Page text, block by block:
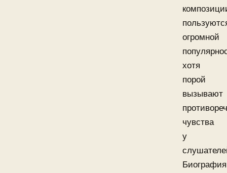
огромной
хотя
порой
вызывают
чувства
у
Биография